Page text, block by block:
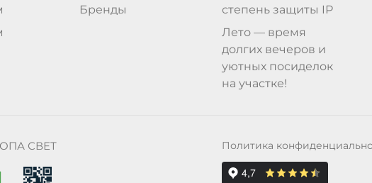
Бренды
степень защиты IP
Лето — время
долгих вечеров и
уютных посиделок
на участке!
СВЕТ Политика